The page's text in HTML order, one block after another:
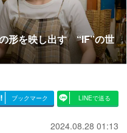
形を映し出す “IF”の世
ブックマーク LINEで送る
2024.08.28 01:13